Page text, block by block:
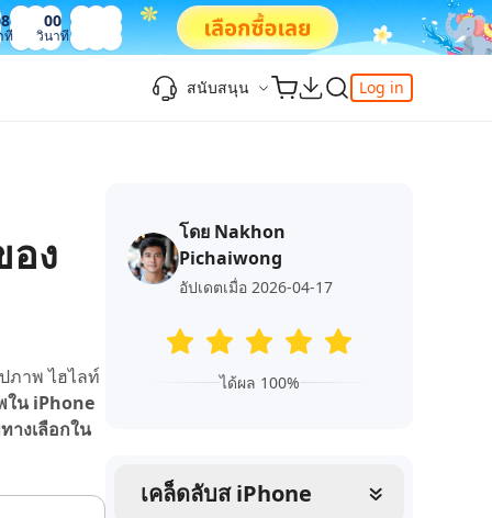
ที
01
วินาที
สนับสนุน
ติดต่อเรา
เกี่ยวกับเรา
อัพเดทการสมัครสมาชิก
Log in
แก้ไข iOS 26 ค้าง
วิธีใช้ Apple Music Automix
เคล็ดลับเพิ่มเติม
ios 26 wallpaper
ios 26 vs ios 18
เปิดโหมดนักพัฒนาบน iOS 26
เปลี่ยนภูมิภาค ios
iphone ถูกล็อคกับเจ้าของเครื่อง
จุดเด่น
วิดีโอแนะนำของ Tenorshare นำเสนอคำ
แนะนำทีละขั้นตอนที่ชัดเจนเพื่อช่วยให้คุณ
เข้าใจข้อมูลผลิตภัณฑ์ที่จำเป็นได้อย่าง
ดูเลย
โดย Nakhon
Pichaiwong
อัปเดตเมื่อ 2026-04-17
ได้ผล 100%
เคล็ดลับส iPhone
อง
ภาพ ไฮไลท์
ใน iPhone
างเลือกใน